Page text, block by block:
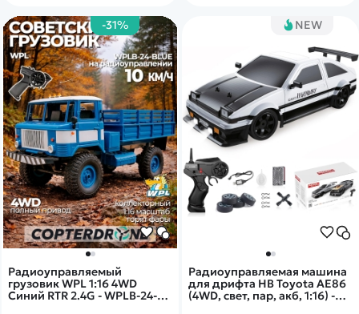
-31%
Радиоуправляемый
грузовик WPL 1:16 4WD
Синий RTR 2.4G - WPLB-24-
NEW
Радиоуправляемая машина
для дрифта HB Toyota AE86
(4WD, свет, пар, акб, 1:16) -